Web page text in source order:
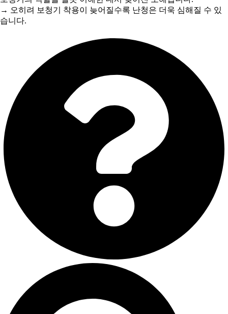
→ 오히려 보청기 착용이 늦어질수록 난청은 더욱 심해질 수 있
습니다.